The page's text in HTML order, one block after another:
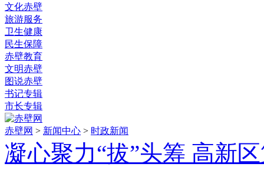
文化赤壁
旅游服务
卫生健康
民生保障
赤壁教育
文明赤壁
图说赤壁
书记专辑
市长专辑
赤壁网 > 新闻中心 > 时政新闻
凝心聚力“拔”头筹 高新